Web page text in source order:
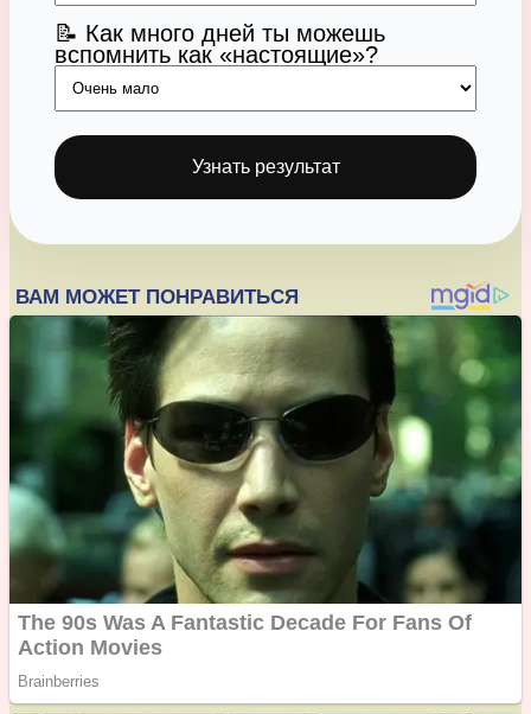
📝 Как много дней ты можешь
вспомнить как «настоящие»?
Узнать результат